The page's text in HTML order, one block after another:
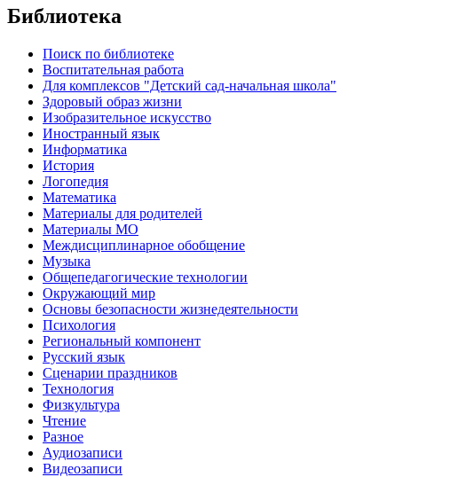
Библиотека
Поиск по библиотеке
Воспитательная работа
Для комплексов "Детский сад-начальная школа"
Здоровый образ жизни
Изобразительное искусство
Иностранный язык
Информатика
История
Логопедия
Математика
Материалы для родителей
Материалы МО
Междисциплинарное обобщение
Музыка
Общепедагогические технологии
Окружающий мир
Основы безопасности жизнедеятельности
Психология
Региональный компонент
Русский язык
Сценарии праздников
Технология
Физкультура
Чтение
Разное
Аудиозаписи
Видеозаписи